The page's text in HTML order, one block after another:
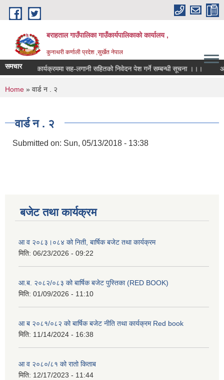
Skip to main content
बराहताल गाउँपालिका गाउँकार्यपालिकाको कार्यालय ,
कुनाथरी कर्णाली प्रदेश ,सुर्खेत नेपाल
समचार कार्यक्रममा सह-लगानी सहितको निवेदन पेश गर्ने सम्बन्धी सूचना ।।।
You are here
Home » वार्ड न . २
वार्ड न . २
Submitted on: Sun, 05/13/2018 - 13:38
बजेट तथा कार्यक्रम
आ व २०८३।०८४ को निती, बार्षिक बजेट तथा कार्यक्रम
मिति: 06/23/2026 - 09:22
आ.ब. २०८२/०८३ को बार्षिक बजेट पुस्तिका (RED BOOK)
मिति: 01/09/2026 - 11:10
आ ब २०८१/०८२ को बार्षिक बजेट नीति तथा कार्यक्रम Red book
मिति: 11/14/2024 - 16:38
आ व २०८०/८१ को रातो किताब
मिति: 12/17/2023 - 11:44